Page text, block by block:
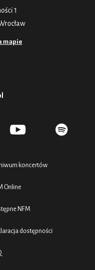
1
mapie
koncertów
Online
NFM
dostępności